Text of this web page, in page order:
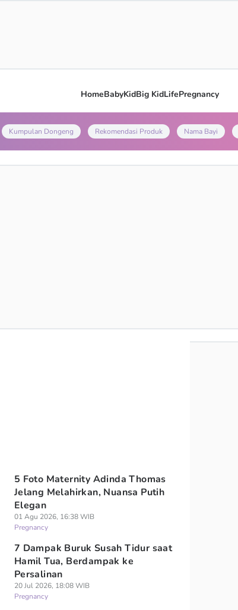
HomeBabyKidBig KidLifePregnancy
Kumpulan Dongeng Rekomendasi Produk Nama Bayi
5 Foto Maternity Adinda Thomas
Jelang Melahirkan, Nuansa Putih
Elegan
01 Agu 2026, 16:38 WIB
Pregnancy
7 Dampak Buruk Susah Tidur saat
Hamil Tua, Berdampak ke
Persalinan
20 Jul 2026, 18:08 WIB
Pregnancy